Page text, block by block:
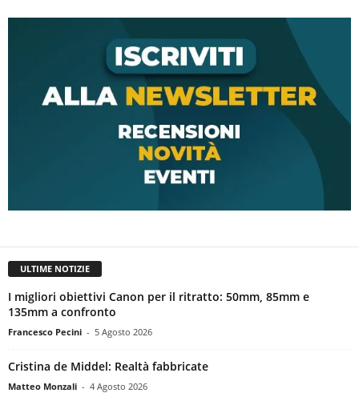
ULTIME NOTIZIE
I migliori obiettivi Canon per il ritratto: 50mm, 85mm e
135mm a confronto
Francesco Pecini - 5 Agosto 2026
Cristina de Middel: Realtà fabbricate
Matteo Monzali - 4 Agosto 2026